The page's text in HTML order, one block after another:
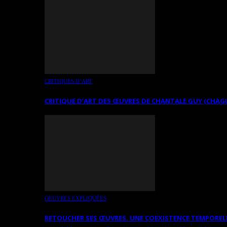
CRITIQUES D’ART
CRITIQUE D’ART DES ŒUVRES DE CHANTALE GUY
OEUVRES EXPLIQUÉES
RETOUCHER SES ŒUVRES. UNE COEXISTENCE